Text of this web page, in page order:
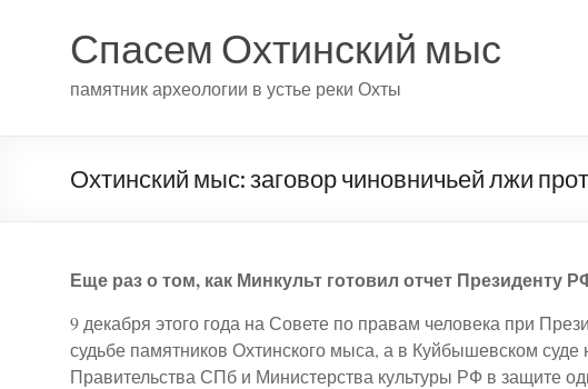
Спасем Охтинский мыс
памятник археологии в устье реки Охты
Охтинский мыс: заговор чиновничьей лжи
Еще раз о том, как Минкульт готовил отчет Президенту
9 декабря этого года на Совете по правам человека при
судьбе памятников Охтинского мыса, а в Куйбышевском суде
Правительства СПб и Министерства культуры РФ в защите